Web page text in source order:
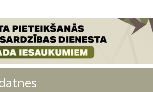
gada iesaukumiem